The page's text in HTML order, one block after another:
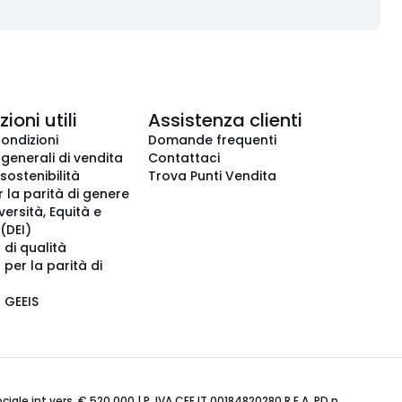
utili
di vendita
la parità di genere
Equità e
qualità
per la parità di
Assistenza clienti
Domande frequenti
Contattaci
Trova Punti Vendita